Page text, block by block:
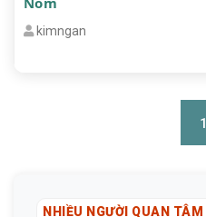
kimngan
1
NHIỀU NGƯỜI QUAN TÂM